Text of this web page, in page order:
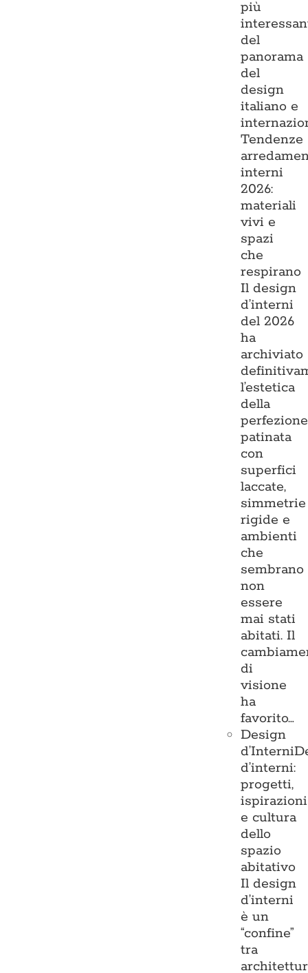
più
del
panorama
del
design
italiano e
Tendenze
interni
2026:
materiali
vivi e
spazi
che
respirano
Il design
d’interni
del 2026
ha
archiviato
l’estetica
della
perfezione
patinata
con
superfici
laccate,
simmetrie
rigide e
ambienti
che
sembrano
non
essere
mai stati
abitati. Il
di
visione
ha
favorito…
Design
d’Interni
d’interni:
progetti,
ispirazioni
e cultura
dello
spazio
abitativo
Il design
d’interni
è un
“confine”
tra